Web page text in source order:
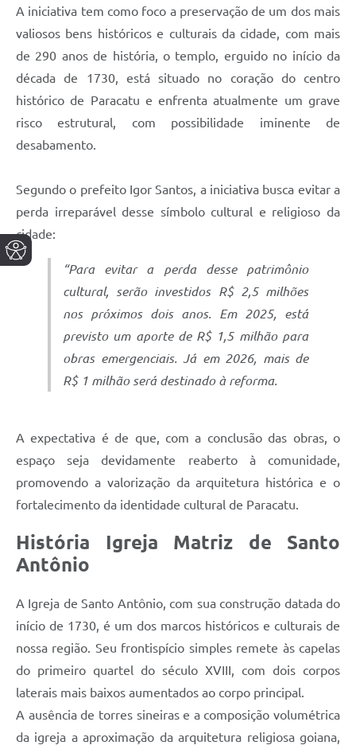
A iniciativa tem como foco a preservação de um dos mais
valiosos bens históricos e culturais da cidade, com mais
de 290 anos de história, o templo, erguido no início da
década de 1730, está situado no coração do centro
histórico de Paracatu e enfrenta atualmente um grave
risco estrutural, com possibilidade iminente de
desabamento.
Segundo o prefeito Igor Santos, a iniciativa busca evitar a
perda irreparável desse símbolo cultural e religioso da
cidade:
“Para evitar a perda desse patrimônio
cultural, serão investidos R$ 2,5 milhões
nos próximos dois anos. Em 2025, está
previsto um aporte de R$ 1,5 milhão para
obras emergenciais. Já em 2026, mais de
R$ 1 milhão será destinado à reforma.
A expectativa é de que, com a conclusão das obras, o
espaço seja devidamente reaberto à comunidade,
promovendo a valorização da arquitetura histórica e o
fortalecimento da identidade cultural de Paracatu.
História Igreja Matriz de Santo
Antônio
A Igreja de Santo Antônio, com sua construção datada do
início de 1730, é um dos marcos históricos e culturais de
nossa região. Seu frontispício simples remete às capelas
do primeiro quartel do século XVIII, com dois corpos
laterais mais baixos aumentados ao corpo principal.
A ausência de torres sineiras e a composição volumétrica
da igreja a aproximação da arquitetura religiosa goiana,